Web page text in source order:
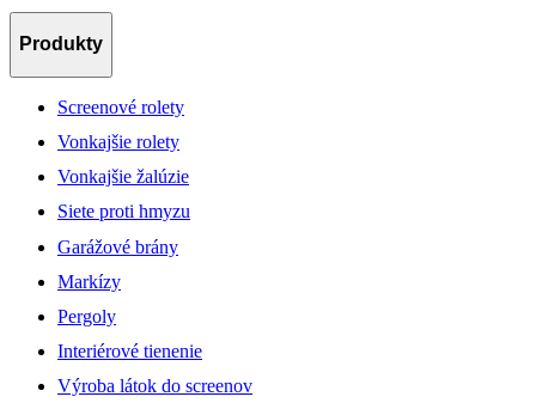
Produkty
Screenové rolety
Vonkajšie rolety
Vonkajšie žalúzie
Siete proti hmyzu
Garážové brány
Markízy
Pergoly
Interiérové tienenie
Výroba látok do screenov